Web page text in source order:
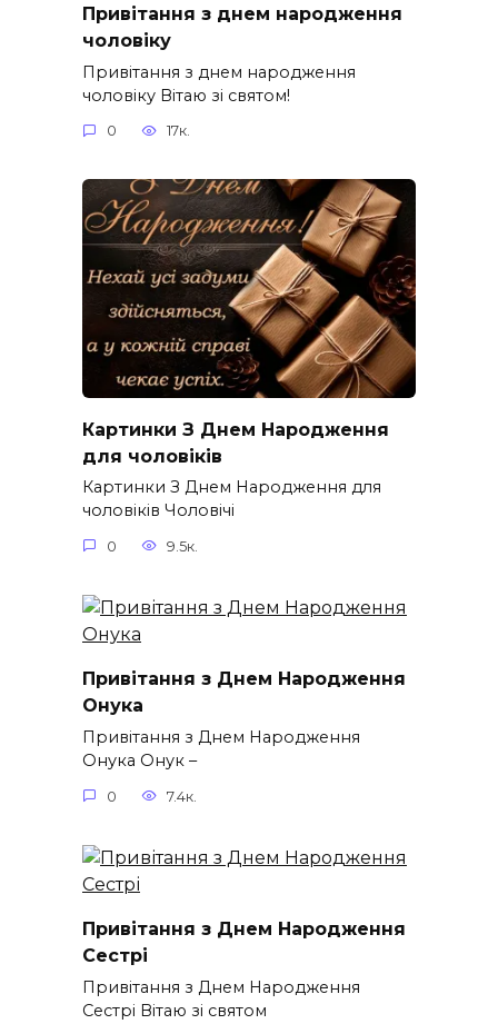
Привітання з днем народження
чоловіку
Привітання з днем народження
чоловіку Вітаю зі святом!
0 17к.
Картинки З Днем Народження
для чоловіків​
Картинки З Днем Народження для
чоловіків​ Чоловічі
0 9.5к.
Привітання з Днем Народження
Онука
Привітання з Днем Народження
Онука Онук –
0 7.4к.
Привітання з Днем Народження
Сестрі
Привітання з Днем Народження
Сестрі Вітаю зі святом